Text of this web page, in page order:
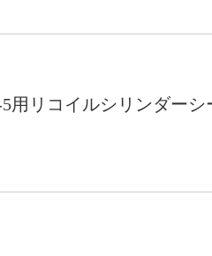
5用リコイルシリンダーシ